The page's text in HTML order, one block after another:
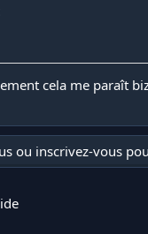
cela me paraît
ou inscrivez-vous